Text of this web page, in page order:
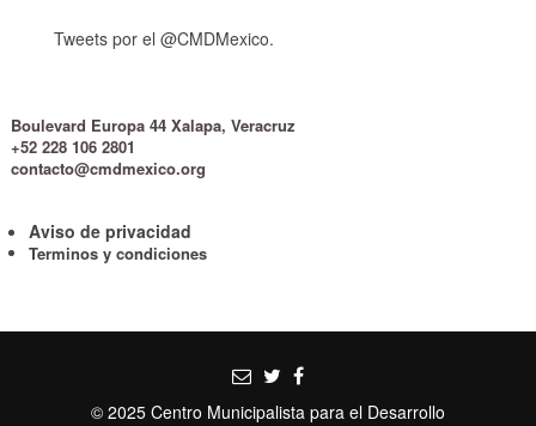
Tweets por el @CMDMexico.
Boulevard Europa 44 Xalapa, Veracruz
+52 228 106 2801
contacto@cmdmexico.org
Aviso de privacidad
Terminos y condiciones
© 2025 Centro Municipalista para el Desarrollo